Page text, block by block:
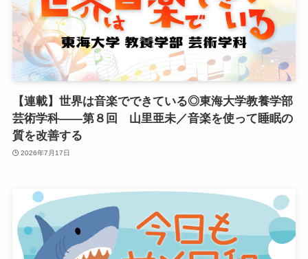
【連載】世界は音楽でできている◎東海大学教養学部
芸術学科――第８回 山里亜未／音楽を使って睡眠の
質を改善する
2026年7月17日